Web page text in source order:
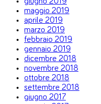
maggio 2019
aprile 2019
marzo 2019
febbraio 2019
gennaio 2019
dicembre 2018
novembre 2018
ottobre 2018
settembre 2018
giugno 2017